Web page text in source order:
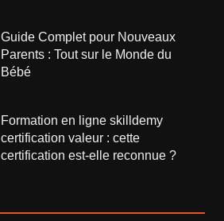
Guide Complet pour Nouveaux
Parents : Tout sur le Monde du
Bébé
Formation en ligne skilldemy
certification valeur : cette
certification est-elle reconnue ?